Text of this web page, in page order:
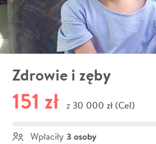
Zdrowie i zęby
151 zł z 30 000 zł (Cel)
Wpłaciły 3 osoby